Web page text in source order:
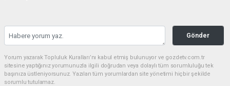
Gönder
Yorum yazarak Topluluk Kuralları’nı kabul etmiş bulunuyor ve gozdetv.com.tr
sitesine yaptığınız yorumunuzla ilgili doğrudan veya dolaylı tüm sorumluluğu tek
başınıza üstleniyorsunuz. Yazılan tüm yorumlardan site yönetimi hiçbir şekilde
sorumlu tutulamaz.